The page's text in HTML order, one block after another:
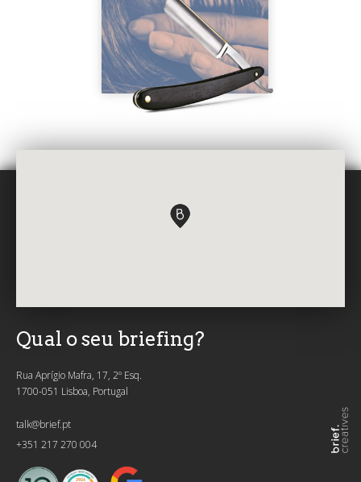
Qual o seu briefing?
Rua Aprígio Mafra, 17, 2º Esq.
1700-051 Lisboa, Portugal
talk@brief.pt
+351 217 270 004